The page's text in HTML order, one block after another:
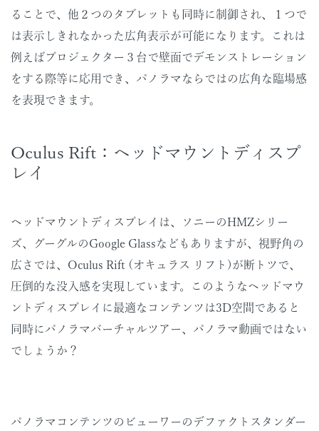
ることで、他２つのタブレットも同時に制御され、１つで
は表示しきれなかった広角表示が可能になります。これは
例えばプロジェクター３台で壁面でデモンストレーション
をする際等に応用でき、パノラマならではの広角な臨場感
を表現できます。
Oculus Rift：ヘッドマウントディスプ
レイ
ヘッドマウントディスプレイは、ソニーのHMZシリー
ズ、グーグルのGoogle Glassなどもありますが、視野角の
広さでは、Oculus Rift (オキュラス リフト)が断トツで、
圧倒的な没入感を実現しています。このようなヘッドマウ
ントディスプレイに最適なコンテンツは3D空間であると
同時にパノラマバーチャルツアー、パノラマ動画ではない
でしょうか？
パノラマコンテンツのビューワーのデファクトスタンダー